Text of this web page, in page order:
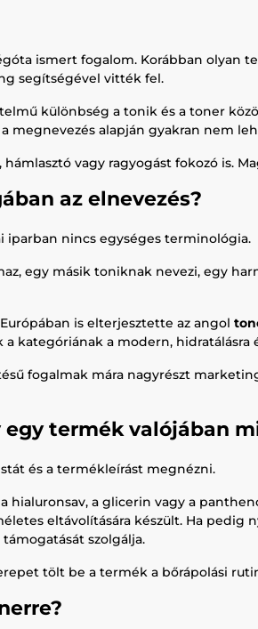
ismert fogalom. Korábban
segítségével vitték fel.
különbség a tonik és a toner
alapján gyakran nem
vagy ragyogást fokozó is.
az elnevezés?
iparban nincs egységes terminológia.
egy másik toniknak nevezi, egy
is elterjesztette az angol
kategóriának a modern, hidratálásra
fogalmak mára nagyrészt
termék valójában
és a termékleírást megnézni.
a glicerin vagy a
eltávolítására készült. Ha
szolgálja.
tölt be a termék a bőrápolási